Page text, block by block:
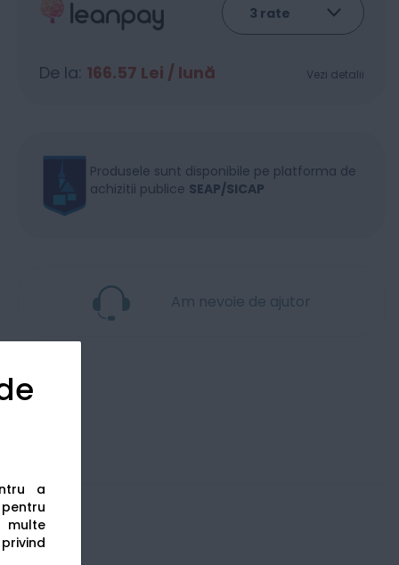
a
multe
De la: 166.57 Lei / lună Vezi detalii
Produsele sunt disponibile pe platforma de
achizitii publice SEAP/SICAP
Am nevoie de ajutor